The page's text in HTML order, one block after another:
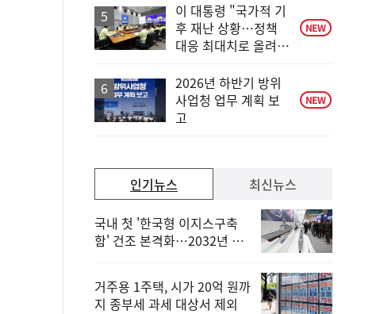
이 대통령 "국가적 기
후 재난 상황…정책
대응 최대치로 올려
NEW
2026년 하반기 방위
사업청 업무 계획 보
고
NEW
인기뉴스
국내 첫 '한국형 이지스구축
함' 건조 본격화…2032년 해
거주용 1주택, 시가 20억 원까
지 종부세 과세 대상서 제외
최신뉴스